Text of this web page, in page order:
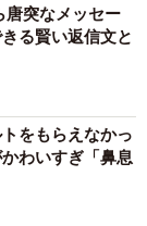
じました。5歳
まだできない
っぽくなると
います。
唐突なメッセー
る賢い返信文と
をもらえなかっ
わいすぎ「鼻息